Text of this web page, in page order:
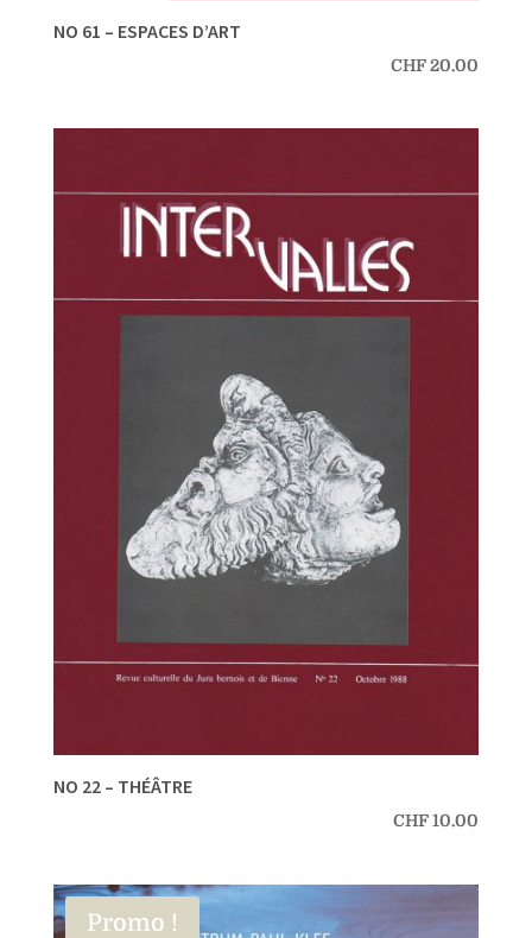
NO 61 – ESPACES D’ART
CHF20.00
NO 22 – THÉÂTRE
CHF10.00
Promo !